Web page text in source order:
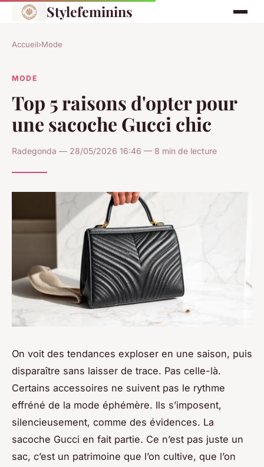
Stylefeminins
Accueil›Mode
MODE
Top 5 raisons d'opter pour
une sacoche Gucci chic
Radegonda — 28/05/2026 16:46 — 8 min de lecture
On voit des tendances exploser en une saison, puis
disparaître sans laisser de trace. Pas celle-là.
Certains accessoires ne suivent pas le rythme
effréné de la mode éphémère. Ils s’imposent,
silencieusement, comme des évidences. La
sacoche Gucci en fait partie. Ce n’est pas juste un
sac, c’est un patrimoine que l’on cultive, que l’on